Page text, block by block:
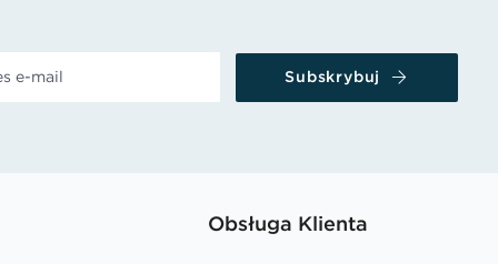
Subskrybuj
Obsługa Klienta